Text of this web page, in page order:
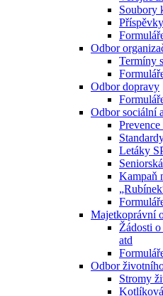
Soubory
Odbor
Termíny
Odbor dopravy
Odbor sociální
Letáky
Kampaň
Majetkoprávní
Žádosti
atd
Odbor
Stromy